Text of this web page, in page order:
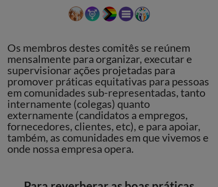
Os membros destes comitês se reúnem
mensalmente para organizar, executar e
supervisionar ações projetadas para
promover práticas equitativas para pessoas
em comunidades sub-representadas, tanto
internamente (colegas) quanto
externamente (candidatos a empregos,
fornecedores, clientes, etc), e para apoiar,
também, as comunidades em que vivemos e
onde nossa empresa opera.